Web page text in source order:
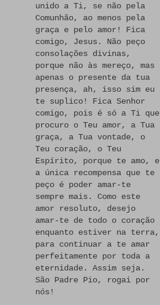
unido a Ti, se não pela
Comunhão, ao menos pela
graça e pelo amor! Fica
comigo, Jesus. Não peço
consolações divinas,
porque não às mereço, mas
apenas o presente da tua
presença, ah, isso sim eu
te suplico! Fica Senhor
comigo, pois é só a Ti que
procuro o Teu amor, a Tua
graça, a Tua vontade, o
Teu coração, o Teu
Espírito, porque te amo, e
a única recompensa que te
peço é poder amar-te
sempre mais. Como este
amor resoluto, desejo
amar-te de todo o coração
enquanto estiver na terra,
para continuar a te amar
perfeitamente por toda a
eternidade. Assim seja.
São Padre Pio, rogai por
nós!